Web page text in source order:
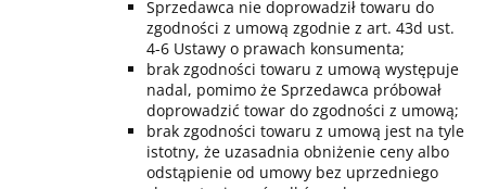
Sprzedawca nie doprowadził towaru do
zgodności z umową zgodnie z art. 43d ust.
4-6 Ustawy o prawach konsumenta;
brak zgodności towaru z umową występuje
nadal, pomimo że Sprzedawca próbował
doprowadzić towar do zgodności z umową;
brak zgodności towaru z umową jest na tyle
istotny, że uzasadnia obniżenie ceny albo
odstąpienie od umowy bez uprzedniego